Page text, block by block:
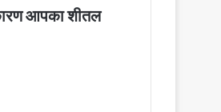
आपका शीतल